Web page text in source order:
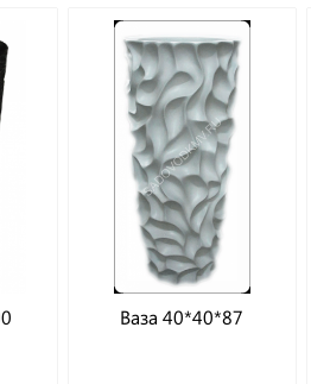
Ваза 40*40*87